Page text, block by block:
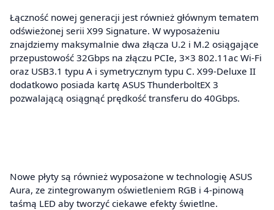
Łączność nowej generacji jest również głównym tematem
odświeżonej serii X99 Signature. W wyposażeniu
znajdziemy maksymalnie dwa złącza U.2 i M.2 osiągające
przepustowość 32Gbps na złączu PCIe, 3×3 802.11ac Wi-Fi
oraz USB3.1 typu A i symetrycznym typu C. X99-Deluxe II
dodatkowo posiada kartę ASUS ThunderboltEX 3
pozwalającą osiągnąć prędkość transferu do 40Gbps.
Nowe płyty są również wyposażone w technologię ASUS
Aura, ze zintegrowanym oświetleniem RGB i 4-pinową
taśmą LED aby tworzyć ciekawe efekty świetlne.